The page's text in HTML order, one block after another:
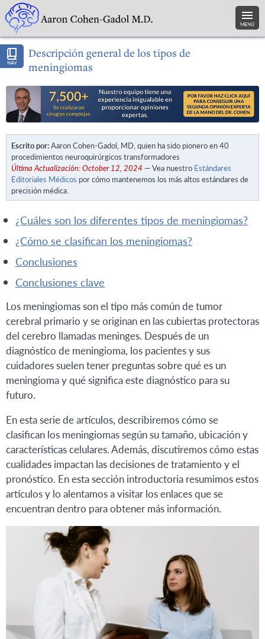
MENÚ
NAV
Descripción general de los tipos de
meningiomas
Escrito por:Aaron Cohen-Gadol, MD, quien ha sido pionero en 40
procedimientos neuroquirúrgicos transformadores
Última Actualización: October 12, 2024 — Vea nuestro Estándares
Editoriales Médicos por cómo mantenemos los más altos estándares de
precisión médica.
¿cuáles son los diferentes tipos de meningiomas?
¿cómo se clasifican los meningiomas?
conclusiones
conclusiones clave
Los meningiomas son el tipo más común de tumor
cerebral primario y se originan en las cubiertas protectoras
del cerebro llamadas meninges. Después de un
diagnóstico de meningioma, los pacientes y sus
cuidadores suelen tener preguntas sobre qué es un
meningioma y qué significa este diagnóstico para su
futuro.
En esta serie de artículos, describiremos cómo se
clasifican los meningiomas según su tamaño, ubicación y
características celulares. Además, discutiremos cómo estas
cualidades impactan las decisiones de tratamiento y el
pronóstico. En esta sección introductoria resumimos estos
artículos y lo alentamos a visitar los enlaces que se
encuentran dentro para obtener más información.